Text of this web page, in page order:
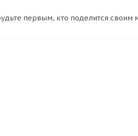
первым, кто поделится своим